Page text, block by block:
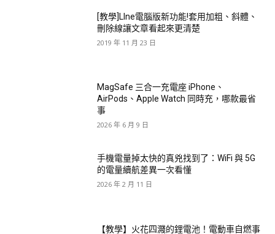
[教學]LIne電腦版新功能!套用加粗、斜體、
刪除線讓文章看起來更清楚
2019 年 11 月 23 日
MagSafe 三合一充電座 iPhone、
AirPods、Apple Watch 同時充，哪款最省
事
2026 年 6 月 9 日
手機電量掉太快的真兇找到了：WiFi 與 5G
的電量續航差異一次看懂
2026 年 2 月 11 日
【教學】火花四濺的鋰電池！電動車自燃事